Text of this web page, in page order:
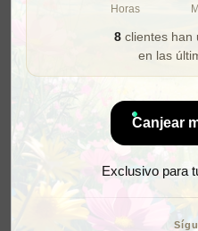
Horas
8clientes han
en las
Canjear
Exclusivo para